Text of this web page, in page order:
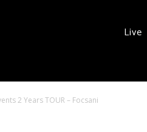
Live
2 Years TOUR – Focsani